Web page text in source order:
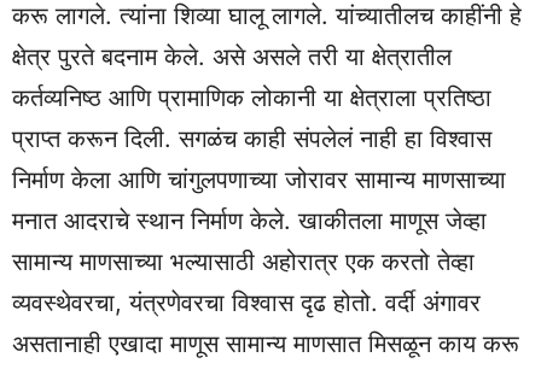
करू लागले. त्यांना शिव्या घालू लागले. यांच्यातीलच काहींनी हे
क्षेत्र पुरते बदनाम केले. असे असले तरी या क्षेत्रातील
कर्तव्यनिष्ठ आणि प्रामाणिक लोकानी या क्षेत्राला प्रतिष्ठा
प्राप्त करून दिली. सगळंच काही संपलेलं नाही हा विश्वास
निर्माण केला आणि चांगुलपणाच्या जोरावर सामान्य माणसाच्या
मनात आदराचे स्थान निर्माण केले. खाकीतला माणूस जेव्हा
सामान्य माणसाच्या भल्यासाठी अहोरात्र एक करतो तेव्हा
व्यवस्थेवरचा, यंत्रणेवरचा विश्वास दृढ होतो. वर्दी अंगावर
असतानाही एखादा माणूस सामान्य माणसात मिसळून काय करू